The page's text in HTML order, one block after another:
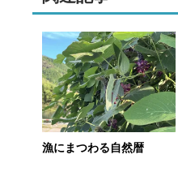
漁にまつわる自然暦